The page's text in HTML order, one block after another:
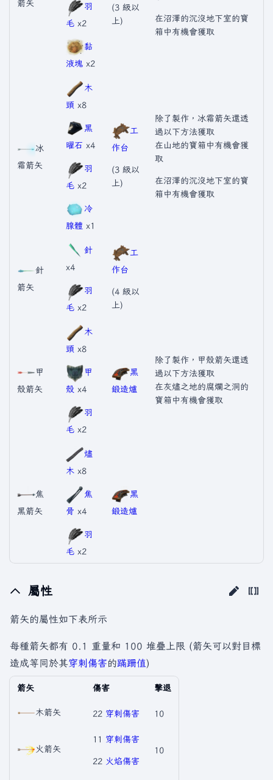
箭矢
羽
毛 x2
黏
液塊 x2
(3 級以
上)
在沼澤的沉沒地下室的寶
箱中有機會獲取
冰
霜箭矢
木
頭 x8
黑
曜石 x4
羽
毛 x2
冷
腺體 x1
工
作台
(3 級以
上)
除了製作，冰霜箭矢還透
過以下方法獲取
在山地的寶箱中有機會獲
取
在沼澤的沉沒地下室的寶
箱中有機會獲取
針
箭矢
針
x4
羽
毛 x2
工
作台
(4 級以
上)
甲
殼箭矢
木
頭 x8
甲
殼 x4
羽
毛 x2
黑
鍛造爐
除了製作，甲殼箭矢還透
過以下方法獲取
在灰燼之地的腐爛之洞的
寶箱中有機會獲取
焦
黑箭矢
燼
木 x8
焦
骨 x4
羽
毛 x2
黑
鍛造爐
屬性
箭矢的屬性如下表所示
每種箭矢都有 0.1 重量和 100 堆疊上限 (箭矢可以對目標
造成等同於其穿刺傷害的蹣跚值)
箭矢 傷害 擊退
木箭矢 22 穿刺傷害 10
火箭矢
11 穿刺傷害
22 火焰傷害
10